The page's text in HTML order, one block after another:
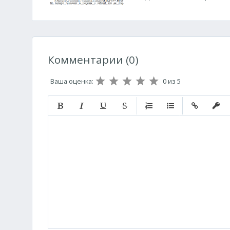
Комментарии (0)
Ваша оценка: 0из 5
Полужирный
КурсивПодчеркнутый
ЗачеркнутыйНумерованный список
Маркированный
Вставить